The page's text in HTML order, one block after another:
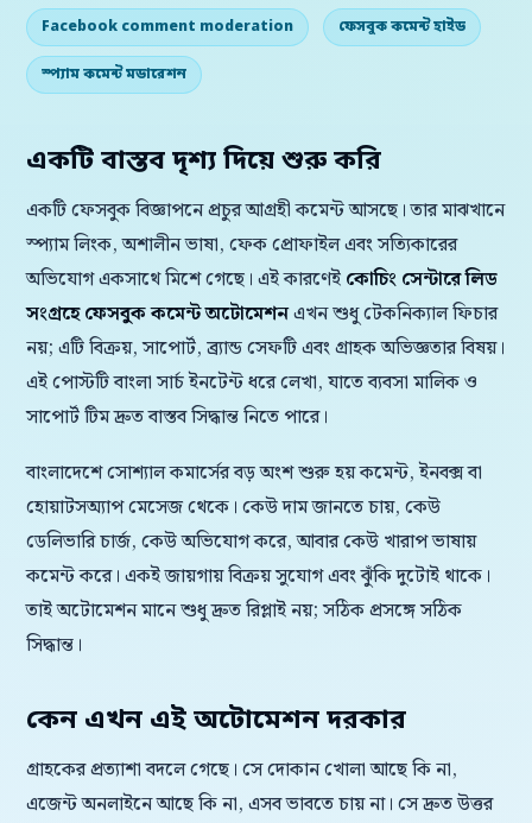
Facebook comment moderation ফেসবুক কমেন্ট হাইড
স্প্যাম কমেন্ট মডারেশন
একটি বাস্তব দৃশ্য দিয়ে শুরু করি
একটি ফেসবুক বিজ্ঞাপনে প্রচুর আগ্রহী কমেন্ট আসছে। তার মাঝখানে
স্প্যাম লিংক, অশালীন ভাষা, ফেক প্রোফাইল এবং সত্যিকারের
অভিযোগ একসাথে মিশে গেছে। এই কারণেই কোচিং সেন্টারে লিড
সংগ্রহে ফেসবুক কমেন্ট অটোমেশনএখন শুধু টেকনিক্যাল ফিচার
নয়; এটি বিক্রয়, সাপোর্ট, ব্র্যান্ড সেফটি এবং গ্রাহক অভিজ্ঞতার বিষয়।
এই পোস্টটি বাংলা সার্চ ইনটেন্ট ধরে লেখা, যাতে ব্যবসা মালিক ও
সাপোর্ট টিম দ্রুত বাস্তব সিদ্ধান্ত নিতে পারে।
বাংলাদেশে সোশ্যাল কমার্সের বড় অংশ শুরু হয় কমেন্ট, ইনবক্স বা
হোয়াটসঅ্যাপ মেসেজ থেকে। কেউ দাম জানতে চায়, কেউ
ডেলিভারি চার্জ, কেউ অভিযোগ করে, আবার কেউ খারাপ ভাষায়
কমেন্ট করে। একই জায়গায় বিক্রয় সুযোগ এবং ঝুঁকি দুটোই থাকে।
তাই অটোমেশন মানে শুধু দ্রুত রিপ্লাই নয়; সঠিক প্রসঙ্গে সঠিক
সিদ্ধান্ত।
কেন এখন এই অটোমেশন দরকার
গ্রাহকের প্রত্যাশা বদলে গেছে। সে দোকান খোলা আছে কি না,
এজেন্ট অনলাইনে আছে কি না, এসব ভাবতে চায় না। সে দ্রুত উত্তর